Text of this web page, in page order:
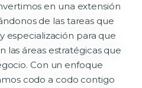
en una extensión
de las tareas que
especialización para que
las áreas estratégicas que
Con un enfoque
codo a codo contigo